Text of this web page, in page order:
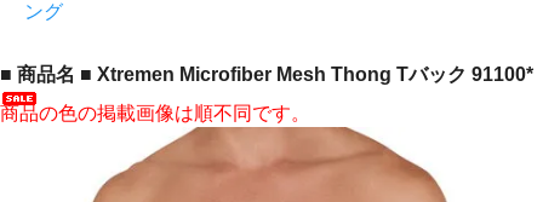
ング
■ 商品名 ■ Xtremen Microfiber Mesh Thong Tバック 91100*
商品の色の掲載画像は順不同です。